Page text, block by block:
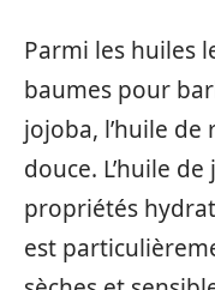
Parmi les huiles
baumes pour
jojoba, l’huile de
douce. L’huile
propriétés
est